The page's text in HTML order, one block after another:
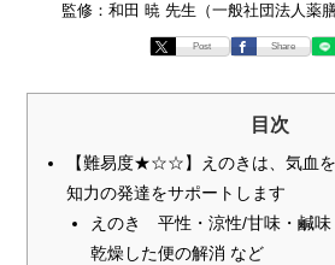
監修：和田 暁 先生（一般社団法人薬
Post Share
目次
【難易度★☆☆】えのきは、気血
知力の発達をサポートします
えのき 平性・涼性/甘味・鹹
乾燥した便の解消 など